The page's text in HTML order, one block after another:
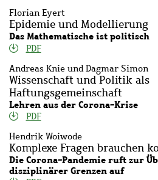
Florian Eyert
Epidemie und Modellierung
Das Mathematische ist politisch
PDF
Andreas Knie und Dagmar Simon
Wissenschaft und Politik als
Haftungsgemeinschaft
Lehren aus der Corona-Krise
PDF
Hendrik Woiwode
Komplexe Fragen brauchen
Die Corona-Pandemie ruft zur
disziplinärer Grenzen auf